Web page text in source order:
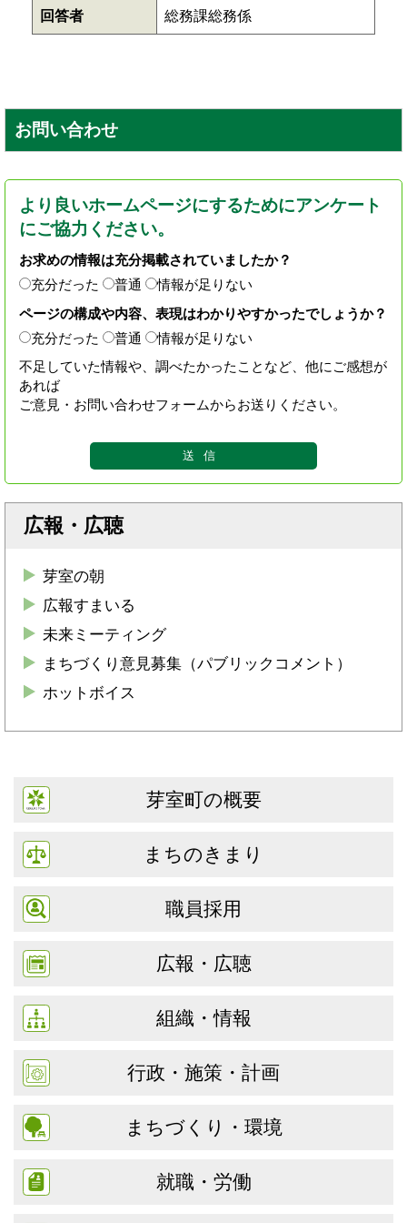
回答者 総務課総務係
お問い合わせ
より良いホームページにするためにアンケート
にご協力ください。
お求めの情報は充分掲載されていましたか？
充分だった
普通
情報が足りない
ページの構成や内容、表現はわかりやすかったでしょうか？
充分だった
普通
情報が足りない
不足していた情報や、調べたかったことなど、他にご感想が
あれば
ご意見・お問い合わせフォームからお送りください。
広報・広聴
芽室の朝
広報すまいる
未来ミーティング
まちづくり意見募集（パブリックコメント）
ホットボイス
芽室町の概要
まちのきまり
職員採用
広報・広聴
組織・情報
行政・施策・計画
まちづくり・環境
就職・労働